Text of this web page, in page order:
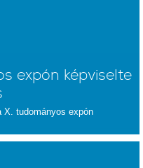
expón képviselte
X. tudományos expón